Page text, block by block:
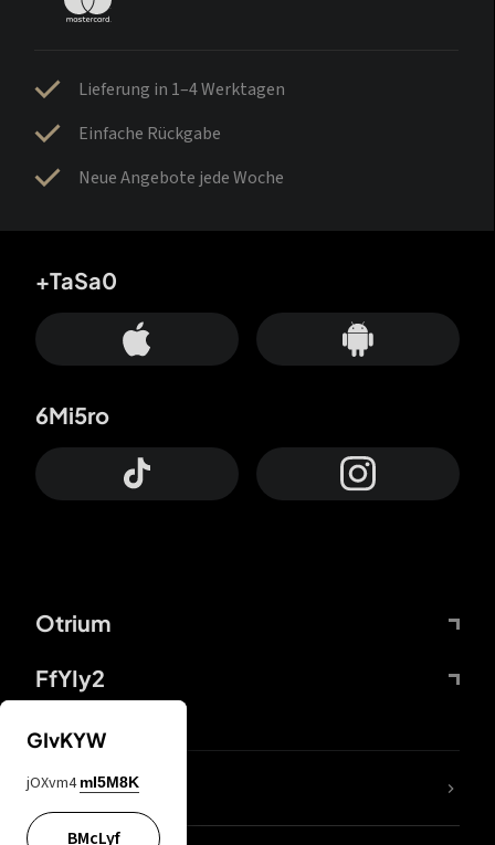
Lieferung in 1–4 Werktagen
Einfache Rückgabe
Neue Angebote jede Woche
Otrium
FfYIy2
+TaSa0
6Mi5ro
DDcvSo
GIvKYW
jOXvm4 mI5M8K
BMcLyf